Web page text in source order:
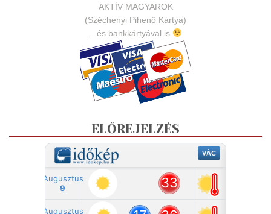
AKTÍV MAGYAROK
(Széchenyi Pihenő Kártya)
...és bankkártyával is
ELŐREJELZÉS